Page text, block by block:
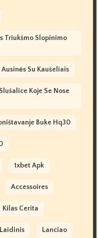
Triukšmo Slopinimo
Su Kaušeliais
Koje Se Nose
Buke Hq30
1xbet Apk
Accessoires
Kilas Cerita
Laidinis Lanciao